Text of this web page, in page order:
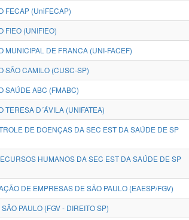
CENTRO UNIVERSITÁRIO FECAP (UniFECAP)
FIEO (UNIFIEO)
MUNICIPAL DE FRANCA (UNI-FACEF)
SÃO CAMILO (CUSC-SP)
SAÚDE ABC (FMABC)
TERESA D´ÁVILA (UNIFATEA)
DE DOENÇAS DA SEC EST DA SAÚDE DE SP
HUMANOS DA SEC EST DA SAÚDE DE SP
DE EMPRESAS DE SÃO PAULO (EAESP/FGV)
PAULO (FGV - DIREITO SP)